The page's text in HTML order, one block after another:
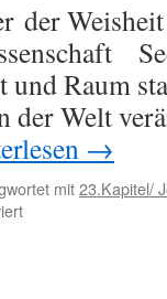
der
Raum
Welt
→
mit23.Kapitel/
für